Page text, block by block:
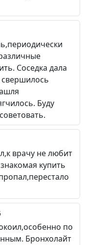
Соседка дала
Буду
врачу не любит
купить
по
Бронхолайт